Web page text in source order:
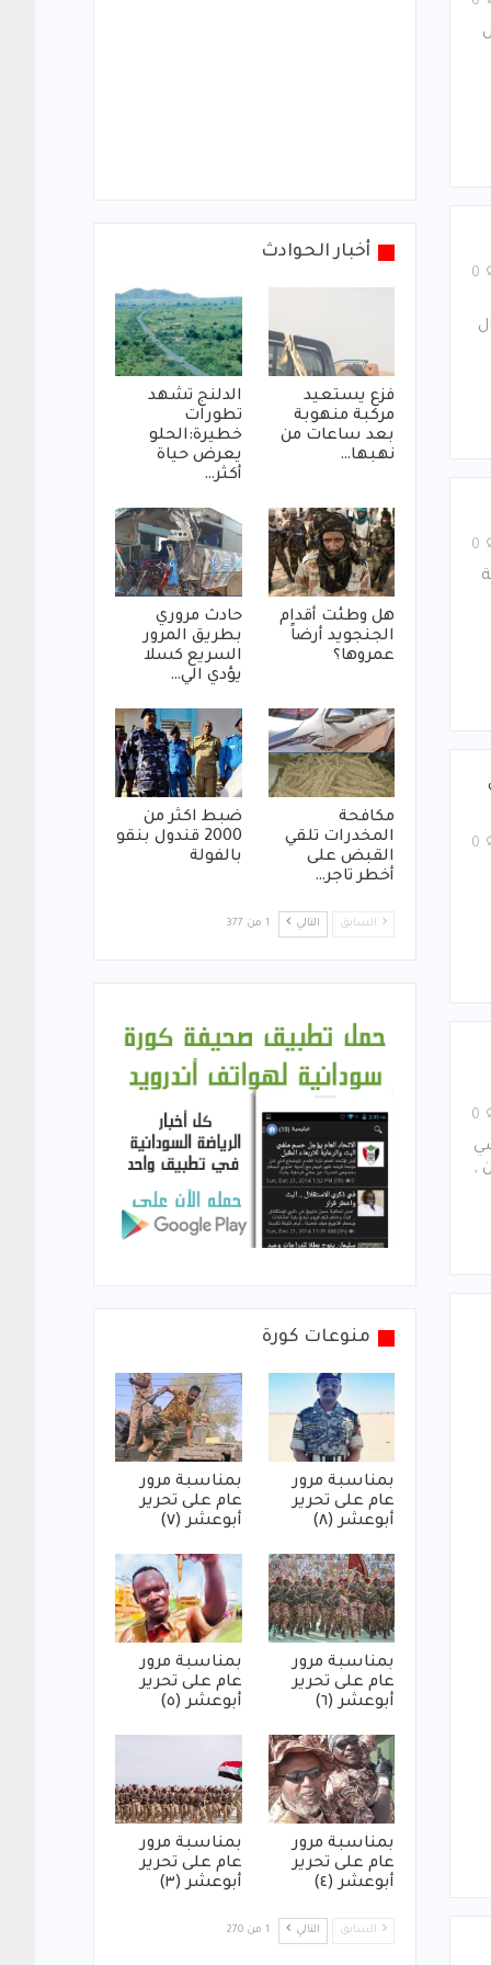
,
أخبار الحوادث
فزع يستعيد
مركبة منهوبة
بعد ساعات من
نهبها…
الدلنج تشهد
تطورات
خطيرة:الحلو
يعرض حياة
أكثر…
هل وطئت أقدام
الجنجويد أرضاً
عمروها؟
حادث مروري
بطريق المرور
السريع كسلا
يؤدي الي…
مكافحة
المخدرات تلقي
القبض على
أخطر تاجر…
ضبط اكثر من
2000 قندول بنقو
بالفولة
السابق التالي 1 من 377
منوعات كورة
بمناسبة مرور
عام على تحرير
أبوعشر (٨)
بمناسبة مرور
عام على تحرير
أبوعشر (٧)
بمناسبة مرور
عام على تحرير
أبوعشر (٦)
بمناسبة مرور
عام على تحرير
أبوعشر (٥)
بمناسبة مرور
عام على تحرير
أبوعشر (٤)
بمناسبة مرور
عام على تحرير
أبوعشر (٣)
السابق التالي 1 من 270